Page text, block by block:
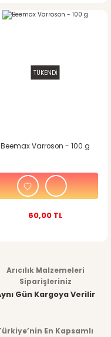
TÜKENDİ
Beemax Varroson - 100 g
60,00 TL
Arıcılık Malzemeleri
Siparişleriniz
Gün Kargoya Verilir
En Kapsamlı